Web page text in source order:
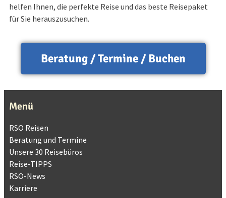
helfen Ihnen, die perfekte Reise und das beste Reisepaket
für Sie herauszusuchen.
Beratung / Termine / Buchen
Menü
RSO Reisen
Beratung und Termine
Unsere 30 Reisebüros
Reise-TIPPS
RSO-News
Karriere